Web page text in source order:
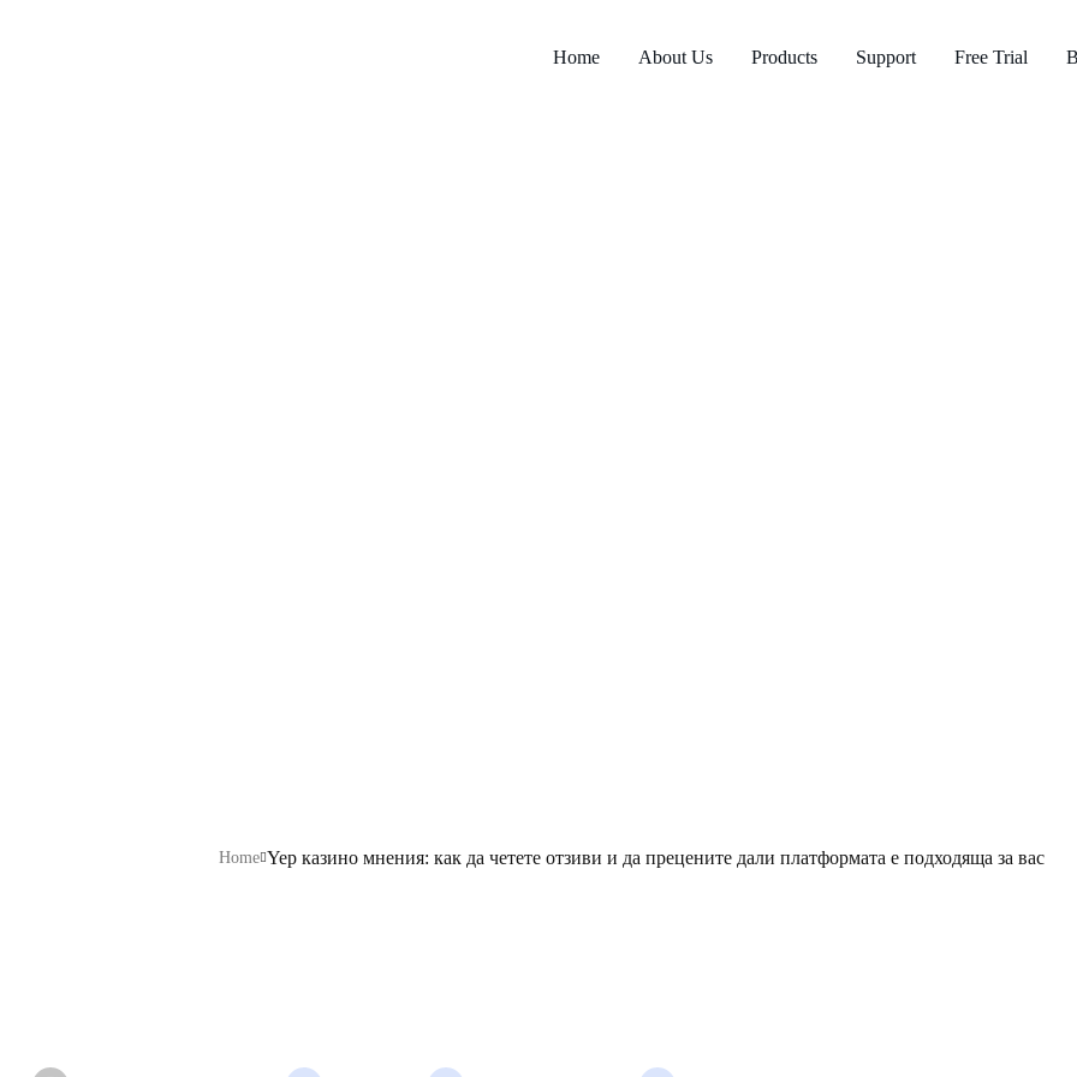
Home About Us Products Support Free Trial
Home Yep казино мнения: как да четете отзиви и да прецените дали платформата е подходяща за вас